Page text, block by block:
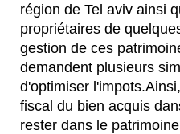
région de Tel aviv ainsi
propriétaires de
gestion de ces
demandent plusieurs
d'optimiser
fiscal du bien acquis
rester dans le